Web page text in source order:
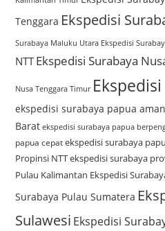
Tenggara Ekspedisi
Surabaya Maluku Utara Ekspedisi
NTTEkspedisi Surabaya
Nusa Tenggara Timur
ekspedisi surabaya papua aman
Barat ekspedisi surabaya papua
papua cepat ekspedisi surabaya
Propinsi NTTekspedisi surabaya
Pulau Kalimantan Ekspedisi
Surabaya Pulau Sumatera
Sulawesi Ekspedisi